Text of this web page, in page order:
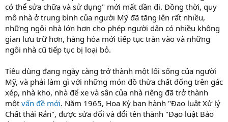
có thể sửa chữa và sử dụng" mới mất dần đi. Đồng thời, quy
mô nhà ở trung bình của người Mỹ đã tăng lên rất nhiều,
những ngôi nhà lớn hơn cho phép người dân có nhiều không
gian lưu trữ hơn, hàng hóa mới tiếp tục tràn vào và những
ngôi nhà cũ tiếp tục bị loại bỏ.
Tiêu dùng đang ngày càng trở thành một lối sống của người
Mỹ, và phải làm gì với những món đồ thừa chất đống trên gác
xép, nhà kho, nhà để xe và sân của nhà riêng đã trở thành
một vấn đề mới. Năm 1965, Hoa Kỳ ban hành "Đạo luật Xử lý
Chất thải Rắn", được sửa đổi và đổi tên thành "Đạo luật Bảo